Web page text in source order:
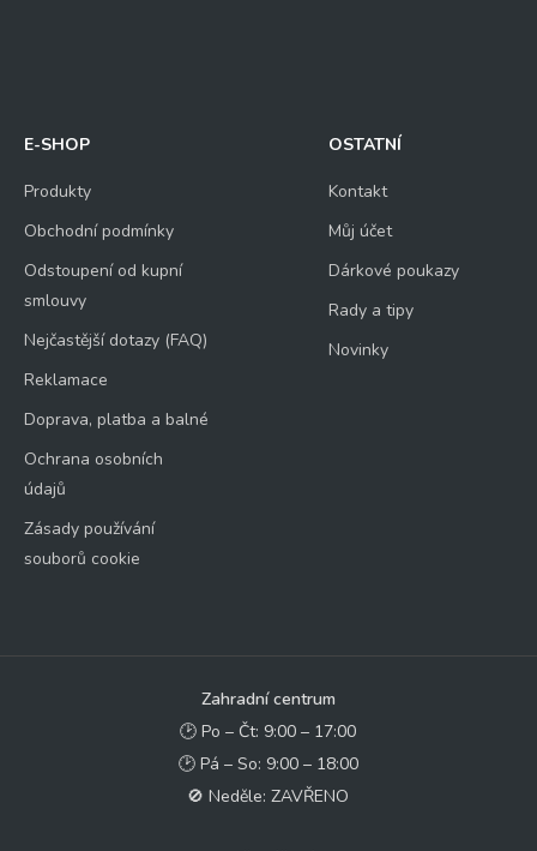
E-SHOP
Produkty
Obchodní podmínky
Odstoupení od kupní
smlouvy
Nejčastější dotazy (FAQ)
Reklamace
Doprava, platba a balné
Ochrana osobních
údajů
Zásady používání
souborů cookie
OSTATNÍ
Kontakt
Můj účet
Dárkové poukazy
Rady a tipy
Novinky
Zahradní centrum
🕑 Po – Čt: 9:00 – 17:00
🕑 Pá – So: 9:00 – 18:00
🚫 Neděle: ZAVŘENO